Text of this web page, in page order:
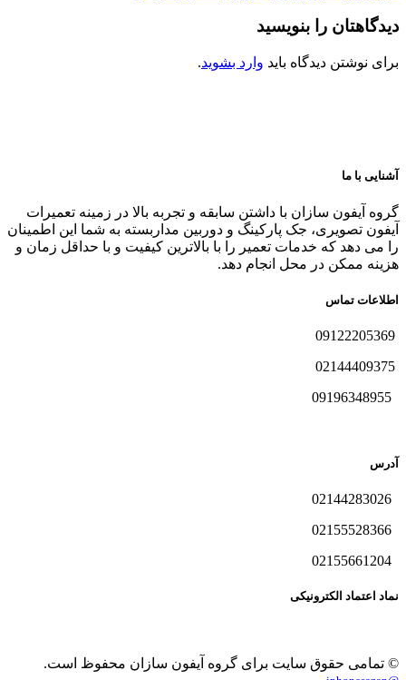
دیدگاهتان را بنویسید
برای نوشتن دیدگاه باید وارد بشوید.
آشنایی با ما
گروه آیفون سازان با داشتن سابقه و تجربه بالا در زمینه تعمیرات
آیفون تصویری، جک پارکینگ و دوربین مداربسته به شما این اطمینان
را می دهد که خدمات تعمیر را با بالاترین کیفیت و با حداقل زمان و
هزینه ممکن در محل انجام دهد.
اطلاعات تماس
آدرس
نماد اعتماد الکترونیکی
© تمامی حقوق سایت برای گروه آیفون سازان محفوظ است.